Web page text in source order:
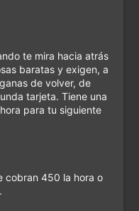
te mira hacia atrás
baratas y exigen, a
de volver, de
tarjeta. Tiene una
para tu siguiente
cobran 450 la hora o